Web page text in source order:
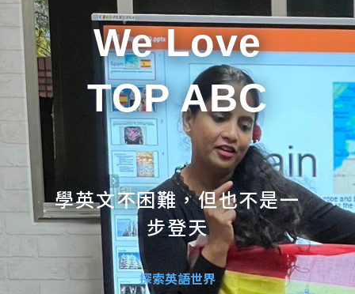
We Love
TOP ABC
學英文不困難，但也不是一
步登天
探索英語世界